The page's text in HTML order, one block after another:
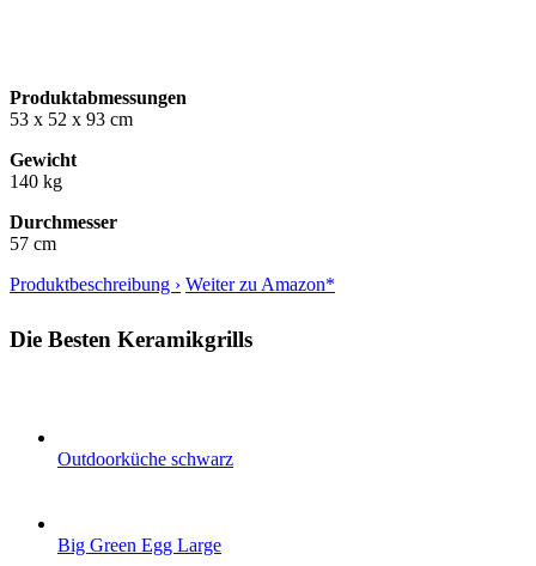
Produktabmessungen
53 x 52 x 93 cm
Gewicht
140 kg
Durchmesser
57 cm
Produktbeschreibung › Weiter zu Amazon*
Die Besten Keramikgrills
Outdoorküche schwarz
Big Green Egg Large